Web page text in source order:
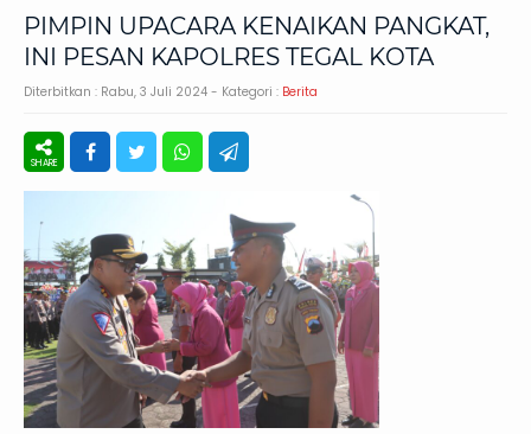
PIMPIN UPACARA KENAIKAN PANGKAT,
INI PESAN KAPOLRES TEGAL KOTA
Diterbitkan : Rabu, 3 Juli 2024 - Kategori : Berita